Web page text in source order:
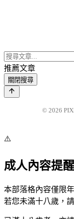
推薦文章
關閉搜尋
© 2026
⚠️
成人內容提醒
本部落格內容僅限
若您未滿十八歲，